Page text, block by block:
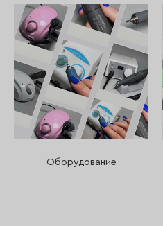
Оборудование